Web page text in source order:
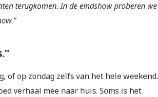
terugkomen. In de eindshow proberen we
of op zondag zelfs van het hele weekend.
verhaal mee naar huis. Soms is het